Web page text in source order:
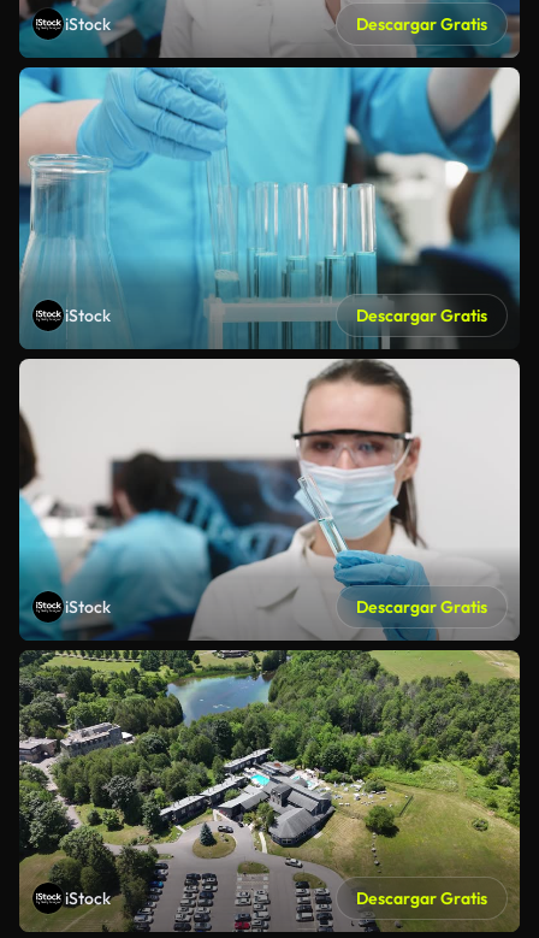
iStock Descargar Gratis
iStock Descargar Gratis
iStock Descargar Gratis
iStock Descargar Gratis